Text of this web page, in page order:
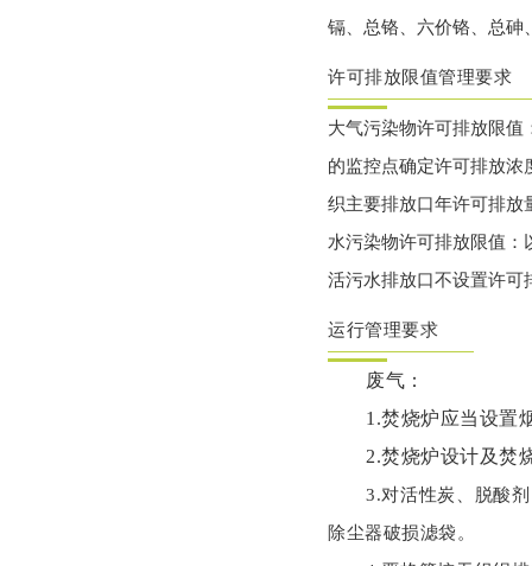
镉、总铬、六价铬、总砷
许可排放限值管理要求
大气污染物许可排放限
的监控点确定许可排放
织主要排放口年许可排放
水污染物许可排放限值
活污水排放口不设置许
运行管理要求
废气：
1.焚烧炉应当设置
2.焚烧炉设计及焚
3.对活性炭、脱酸
除尘器破损滤袋。